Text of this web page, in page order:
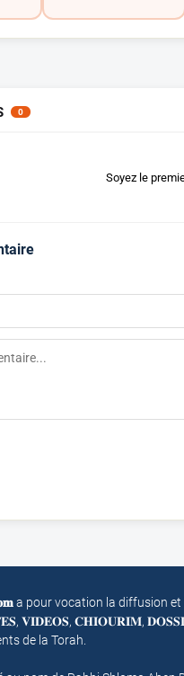
0
Soyez le
a pour vocation la diffusion et
𝐕𝐈𝐃𝐄𝐎𝐒, 𝐂𝐇𝐈𝐎𝐔𝐑𝐈𝐌,
de la Torah.